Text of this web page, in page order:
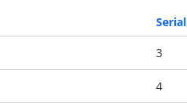
Serial
3
4